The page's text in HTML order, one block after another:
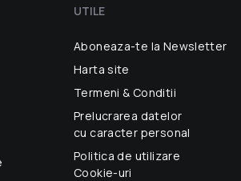
UTILE
Aboneaza-te la Newsletter
Harta site
Termeni & Conditii
Prelucrarea datelor
cu caracter personal
Politica de utilizare
Cookie-uri